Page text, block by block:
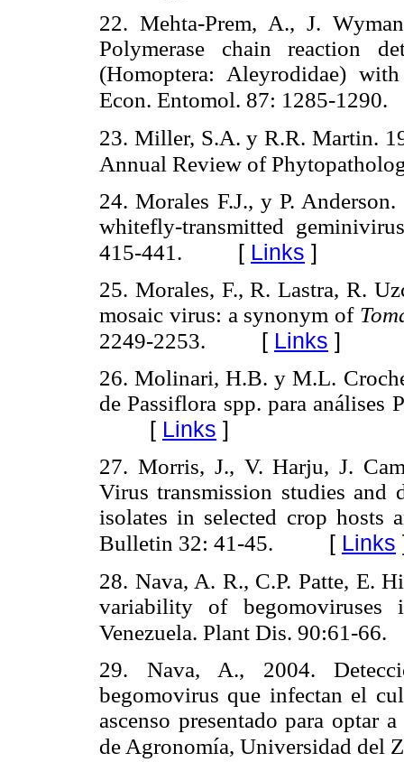
22. Mehta-Prem, A., J.
Polymerase chain reaction
(Homoptera: Aleyrodidae)
Econ. Entomol. 87: 1285-1290.
23. Miller, S.A. y R.R. Martin.
Annual Review of
24. Morales F.J., y P.
whitefly-transmitted
415-441.
[ Links ]
25. Morales, F., R. Lastra, R.
mosaic virus: a synonym of
2249-2253.
[ Links ]
26. Molinari, H.B. y M.L.
de Passiflora spp. para
[ Links ]
27. Morris, J., V. Harju, J.
Virus transmission studies and
isolates in selected crop hosts
Bulletin 32: 41-45.
[ Links
28. Nava, A. R., C.P. Patte, E.
variability of
Venezuela. Plant Dis. 90:61-66.
29. Nava, A., 2004.
begomovirus que infectan el
ascenso presentado para optar
de Agronomía, Universidad del